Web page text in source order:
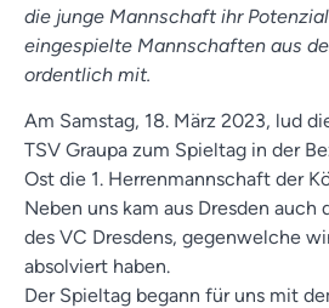
die junge Mannschaft ihr
eingespielte Mannschaften aus
ordentlich mit.
Am Samstag, 18. März 2023, lud
TSV Graupa zum Spieltag in der
Ost die 1. Herrenmannschaft der
Neben uns kam aus Dresden
des VC Dresdens, gegenwelche
absolviert haben.
Der Spieltag begann für uns mit